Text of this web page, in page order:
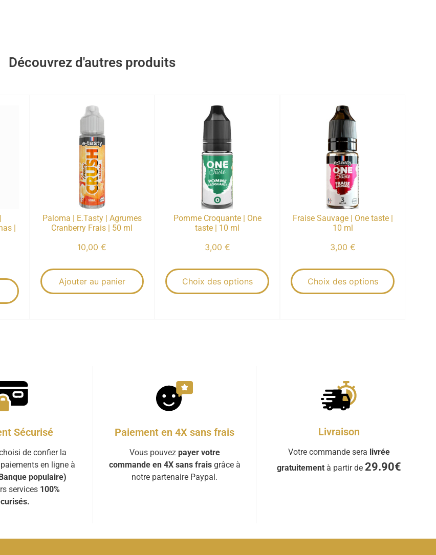
Découvrez d'autres produits
|
Paloma | E.Tasty | Agrumes
Cranberry Frais | 50 ml
10,00€
Ajouter au panier
Pomme Croquante | One
taste | 10 ml
3,00 €
Choix des options
Fraise Sauvage | One taste |
10 ml
3,00 €
Choix des options
Sécurisé
de confier la
en ligne à
populaire)
services 100%
Paiement en 4X sans frais
Vous pouvez payer votre
commande en 4X sans fraisgrâce à
notre partenaire Paypal.
Livraison
Votre commande sera livrée
gratuitementà partir de 29.90€